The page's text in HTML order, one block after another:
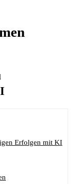
Erfolgen mit KI